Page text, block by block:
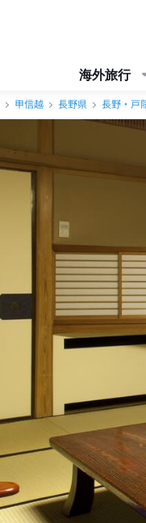
海外旅行
甲信越 長野県 長野・戸